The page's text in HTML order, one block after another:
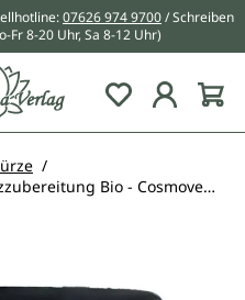
07626 974 9700/ Schreiben
Fr 8-20 Uhr, Sa 8-12 Uhr)
Du hast 0
Kapha Balance Churna Gewürzzubereitung Bio - Cosmoveda - 25 g